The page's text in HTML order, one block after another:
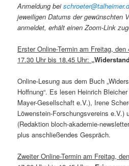
Anmeldung bei
jeweiligen Datums der gewünschten
anmeldet, erhält einen Zoom-Link
Erster Online-Termin am Freitag,
17.30 Uhr bis 18.45 Uhr:
Online-Lesung aus dem Buch
Hoffnung“. Es lesen Heinrich
Mayer-Gesellschaft e.V.), Irene
Löwenstein-Forschungsvereins e.V.)
(Redaktion bloch-akademie-
plus anschließendes Gespräch.
Zweiter Online-Termin am Freitag,